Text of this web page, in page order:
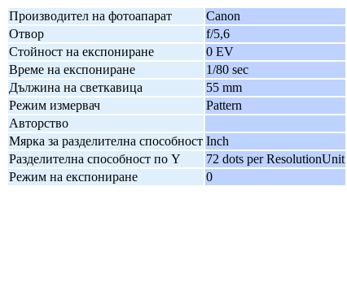
Производител на фотоапарат Canon
Отвор
f/5,6
Стойност на експониране
0 EV
Време на експониране
1/80 sec
Дължина на светкавица
55 mm
Режим измервач
Pattern
Авторство
Мярка за разделителна способност Inch
Разделителна способност по Y
72 dots per ResolutionUnit
Режим на експониране
0